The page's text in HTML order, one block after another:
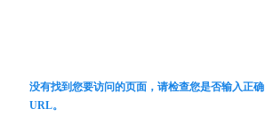
没有找到您要访问的页面，请检查您是否输入正确
URL。